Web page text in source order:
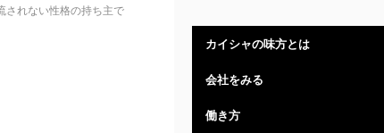
されない性格の持ち主で
カイシャの味方とは
会社をみる
働き方